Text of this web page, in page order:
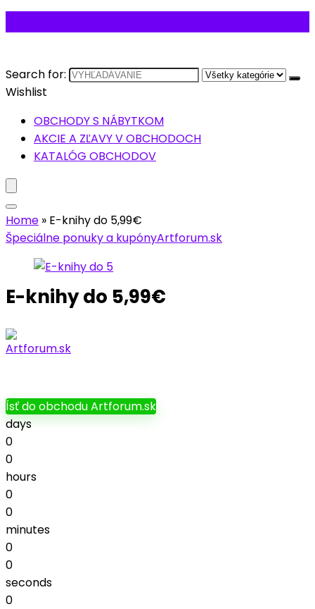
Search for:
Wishlist
OBCHODY S NÁBYTKOM
AKCIE A ZĽAVY V OBCHODOCH
KATALÓG OBCHODOV
Home » E-knihy do 5,99€
Špeciálne ponuky a kupónyArtforum.sk
E-knihy do 5,99€
Ísť do obchodu Artforum.sk
days
0
0
hours
0
0
minutes
0
0
seconds
0